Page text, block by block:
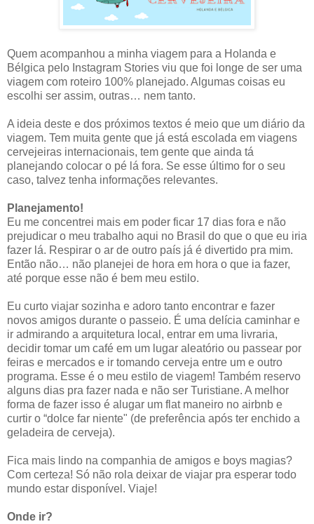
Quem acompanhou a minha viagem para a Holanda e
Bélgica pelo Instagram Stories viu que foi longe de ser uma
viagem com roteiro 100% planejado. Algumas coisas eu
escolhi ser assim, outras… nem tanto.
A ideia deste e dos próximos textos é meio que um diário da
viagem. Tem muita gente que já está escolada em viagens
cervejeiras internacionais, tem gente que ainda tá
planejando colocar o pé lá fora. Se esse último for o seu
caso, talvez tenha informações relevantes.
Planejamento!
Eu me concentrei mais em poder ficar 17 dias fora e não
prejudicar o meu trabalho aqui no Brasil do que o que eu iria
fazer lá. Respirar o ar de outro país já é divertido pra mim.
Então não… não planejei de hora em hora o que ia fazer,
até porque esse não é bem meu estilo.
Eu curto viajar sozinha e adoro tanto encontrar e fazer
novos amigos durante o passeio. É uma delícia caminhar e
ir admirando a arquitetura local, entrar em uma livraria,
decidir tomar um café em um lugar aleatório ou passear por
feiras e mercados e ir tomando cerveja entre um e outro
programa. Esse é o meu estilo de viagem! Também reservo
alguns dias pra fazer nada e não ser Turistiane. A melhor
forma de fazer isso é alugar um flat maneiro no airbnb e
curtir o “dolce far niente" (de preferência após ter enchido a
geladeira de cerveja).
Fica mais lindo na companhia de amigos e boys magias?
Com certeza! Só não rola deixar de viajar pra esperar todo
mundo estar disponível. Viaje!
Onde ir?